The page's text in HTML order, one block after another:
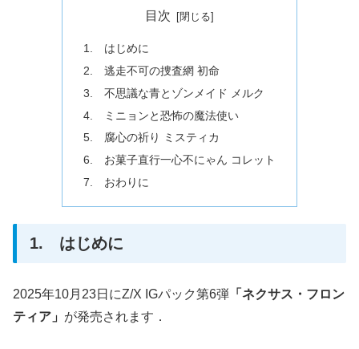
目次
1. はじめに
2. 逃走不可の捜査網 初命
3. 不思議な青とゾンメイド メルク
4. ミニョンと恐怖の魔法使い
5. 腐心の祈り ミスティカ
6. お菓子直行一心不にゃん コレット
7. おわりに
1. はじめに
2025年10月23日にZ/X IGパック第6弾 「ネクサス・フロン
ティア」 が発売されます．